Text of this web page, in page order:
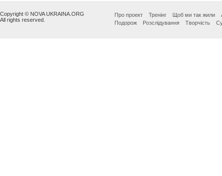
Copyright © NOVA UKRAINA.ORG
All rights reserved.
Про проект Тренінг Щоб ми так жили
Подорож
Розслідування Творчість